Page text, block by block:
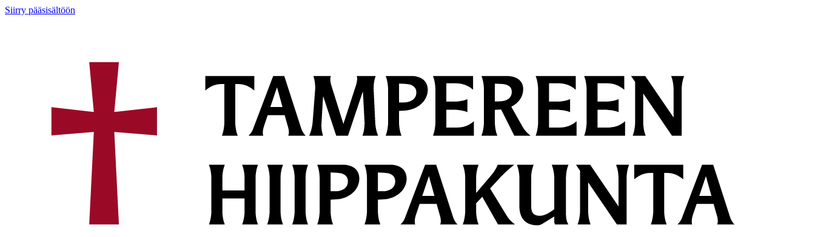
Siirry pääsisältöön